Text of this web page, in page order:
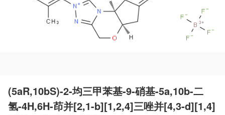
(5aR,10bS)-2-均三甲苯基-9-硝基-5a,10b-二
氢-4H,6H-茚并[2,1-b][1,2,4]三唑并[4,3-d][1,4]